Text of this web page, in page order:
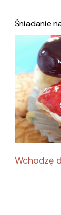
Śniadanie
Wchodzę